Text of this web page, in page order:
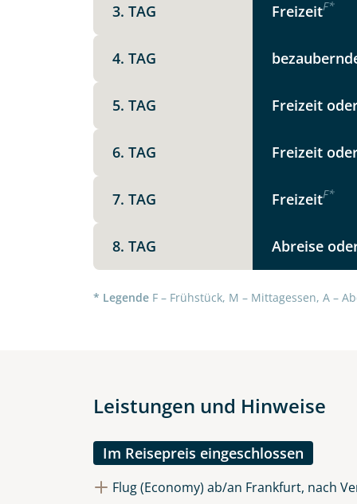
Telegram
3. TAG FreizeitF*
4. TAG
5. TAG Freizeit
6. TAG Freizeit
7. TAG FreizeitF*
8. TAG Abreise
* Legende F – Frühstück, M – Mittagessen, A –
Leistungen und Hinweise
Im Reisepreis eingeschlossen
Flug (Economy) ab/an Frankfurt, nach
Weitere Informationen
Datenschutzerklärungund